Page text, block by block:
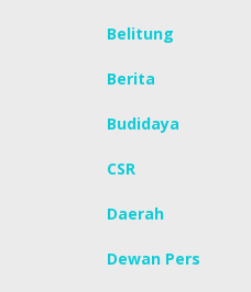
Belitung
Berita
Budidaya
CSR
Daerah
Dewan Pers